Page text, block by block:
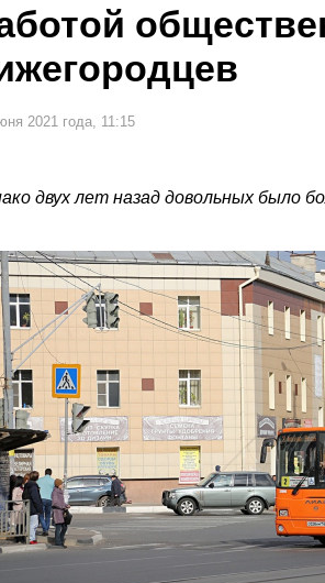
2021 года, 11:15
двух лет назад довольных было